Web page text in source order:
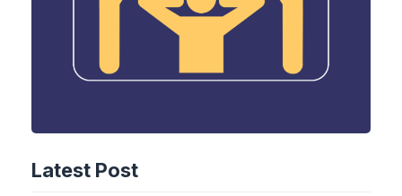
Latest Post